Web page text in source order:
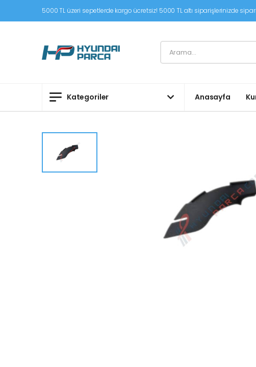
5000 TL üzeri sepetlerde kargo ücretsiz! 5000 TL altı siparişlerinizde
Kategoriler Anasayfa